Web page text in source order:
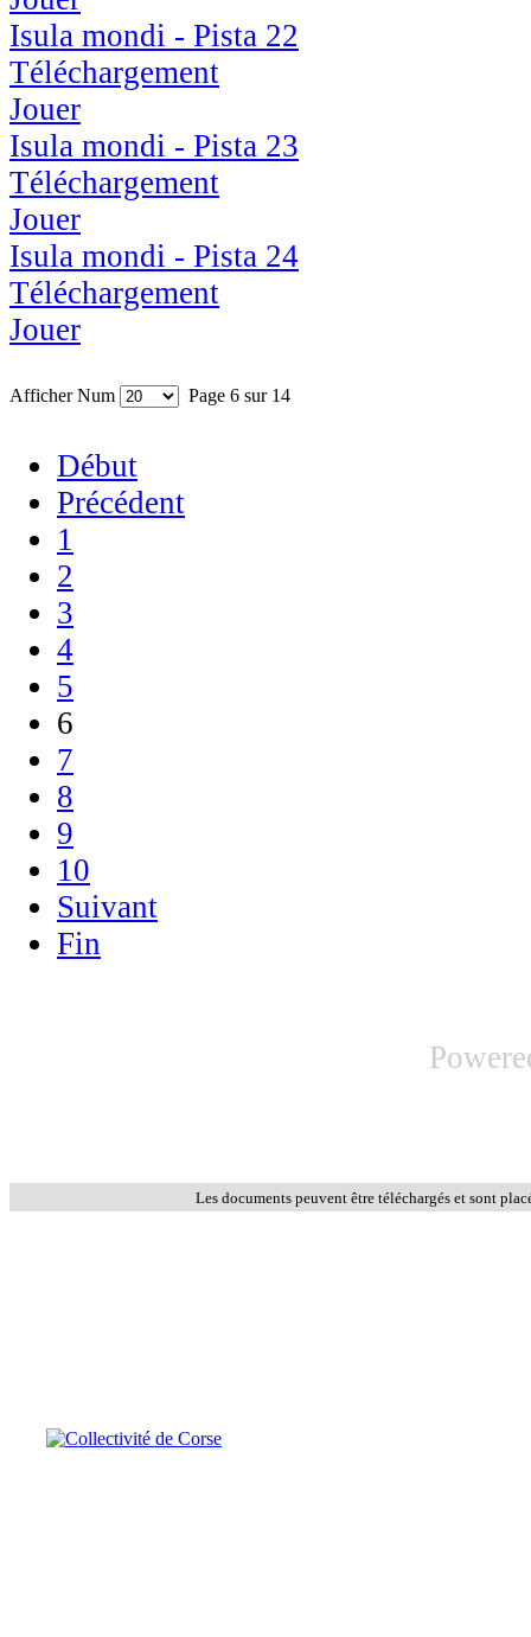
Isula mondi - Pista 22
Téléchargement
Jouer
Isula mondi - Pista 23
Téléchargement
Jouer
Isula mondi - Pista 24
Téléchargement
Jouer
Afficher Num Page 6 sur 14
Début
Précédent
1
2
3
4
5
6
7
8
9
10
Suivant
Fin
Les documents peuvent être téléchargés et sont